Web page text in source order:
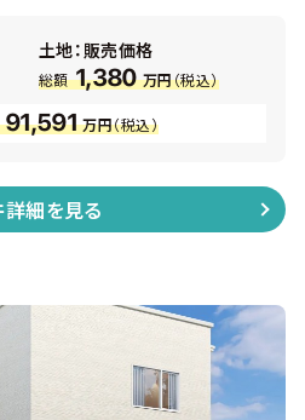
土地：販売価格
総額 1,380 万円（税込）
91,591 万円（税込）
細を見る